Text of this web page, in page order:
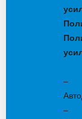
–
–